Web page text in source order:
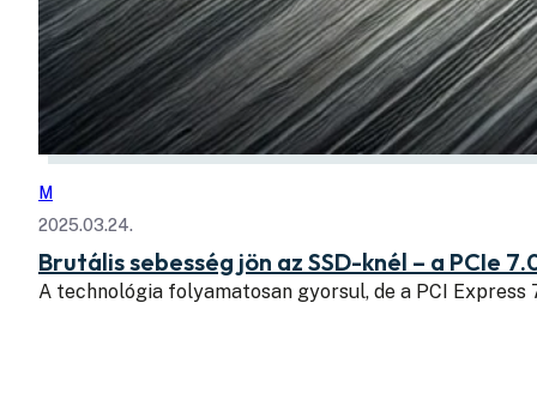
M
2025.03.24.
Brutális sebesség jön az SSD-knél – a PCIe
A technológia folyamatosan gyorsul, de a PCI Express